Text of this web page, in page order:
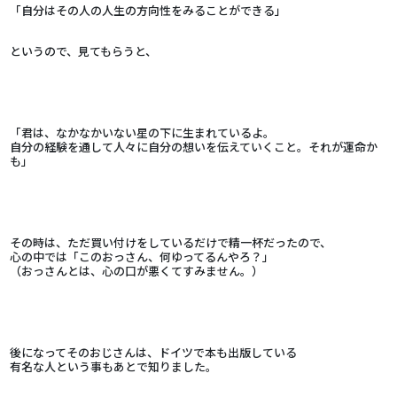
「自分はその人の人生の方向性をみることができる」
というので、見てもらうと、
「君は、なかなかいない星の下に生まれているよ。
自分の経験を通して人々に自分の想いを伝えていくこと。それが運命か
も」
その時は、ただ買い付けをしているだけで精一杯だったので、
心の中では「このおっさん、何ゆってるんやろ？」
（おっさんとは、心の口が悪くてすみません。）
後になってそのおじさんは、ドイツで本も出版している
有名な人という事もあとで知りました。